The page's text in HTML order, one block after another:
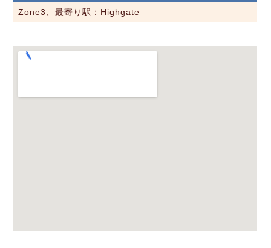
Zone3、最寄り駅：Highgate